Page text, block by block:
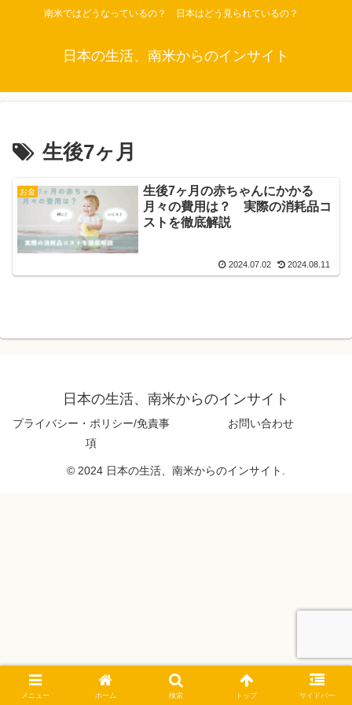
南米ではどうなっているの？ 日本はどう見られているの？
日本の生活、南米からのインサイト
生後7ヶ月
お金
生後7ヶ月の赤ちゃんにかかる
月々の費用は？ 実際の消耗品コ
ストを徹底解説
2024.07.02 2024.08.11
日本の生活、南米からのインサイト
プライバシー・ポリシー/免責事
項
お問い合わせ
© 2024 日本の生活、南米からのインサイト.
メニュー ホーム 検索 トップ サイドバー